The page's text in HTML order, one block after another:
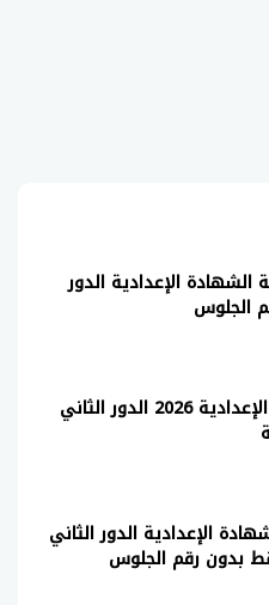
الشهادة الإعدادية الدور
نتيجة الشهادة الإعدادية 2026 الدور الثاني
الإعدادية الدور الثاني